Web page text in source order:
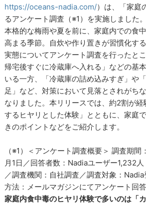
https://oceans-nadia.com/）は、「家庭
るアンケート調査（※1）を実施しました。
本格的な梅雨や夏を前に、家庭内での食
高まる季節。自炊や作り置きが習慣化す
実態についてアンケート調査を行ったと
帰宅後すぐに冷蔵庫へ入れる」などの基
いる一方、「冷蔵庫の詰め込みすぎ」や
足」など、対策において見落とされがち
なりました。本リリースでは、約2割が
するヒヤリとした体験」とともに、家庭
きのポイントなどをご紹介します。
（※1）＜アンケート調査概要＞ 調査期
月1日／回答者数：Nadiaユーザー1,232人
／調査機関：自社調査／調査対象：
方法：メールマガジンにてアンケート回
家庭内食中毒のヒヤリ体験で多いのは「